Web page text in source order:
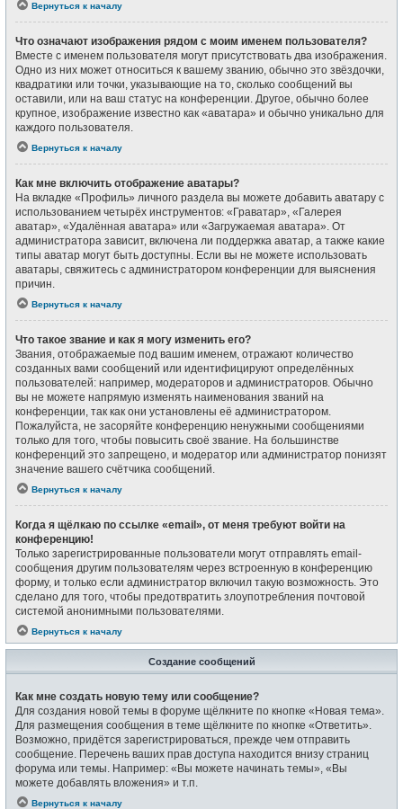
Вернуться к началу
Что означают изображения рядом с моим именем пользователя?
Вместе с именем пользователя могут присутствовать два изображения.
Одно из них может относиться к вашему званию, обычно это звёздочки,
квадратики или точки, указывающие на то, сколько сообщений вы
оставили, или на ваш статус на конференции. Другое, обычно более
крупное, изображение известно как «аватара» и обычно уникально для
каждого пользователя.
Вернуться к началу
Как мне включить отображение аватары?
На вкладке «Профиль» личного раздела вы можете добавить аватару с
использованием четырёх инструментов: «Граватар», «Галерея
аватар», «Удалённая аватара» или «Загружаемая аватара». От
администратора зависит, включена ли поддержка аватар, а также какие
типы аватар могут быть доступны. Если вы не можете использовать
аватары, свяжитесь с администратором конференции для выяснения
причин.
Вернуться к началу
Что такое звание и как я могу изменить его?
Звания, отображаемые под вашим именем, отражают количество
созданных вами сообщений или идентифицируют определённых
пользователей: например, модераторов и администраторов. Обычно
вы не можете напрямую изменять наименования званий на
конференции, так как они установлены её администратором.
Пожалуйста, не засоряйте конференцию ненужными сообщениями
только для того, чтобы повысить своё звание. На большинстве
конференций это запрещено, и модератор или администратор понизят
значение вашего счётчика сообщений.
Вернуться к началу
Когда я щёлкаю по ссылке «email», от меня требуют войти на
конференцию!
Только зарегистрированные пользователи могут отправлять email-
сообщения другим пользователям через встроенную в конференцию
форму, и только если администратор включил такую возможность. Это
сделано для того, чтобы предотвратить злоупотребления почтовой
системой анонимными пользователями.
Вернуться к началу
Создание сообщений
Как мне создать новую тему или сообщение?
Для создания новой темы в форуме щёлкните по кнопке «Новая тема».
Для размещения сообщения в теме щёлкните по кнопке «Ответить».
Возможно, придётся зарегистрироваться, прежде чем отправить
сообщение. Перечень ваших прав доступа находится внизу страниц
форума или темы. Например: «Вы можете начинать темы», «Вы
можете добавлять вложения» и т.п.
Вернуться к началу